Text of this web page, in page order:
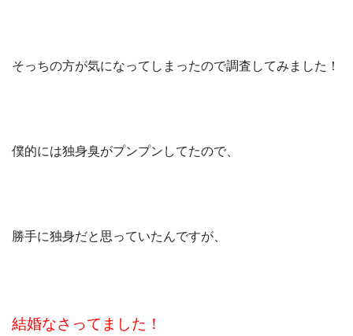
そっちの方が気になってしまったので調査してみました！
僕的には独身臭がプンプンしてたので、
勝手に独身だと思っていたんですが、
結婚なさってました！